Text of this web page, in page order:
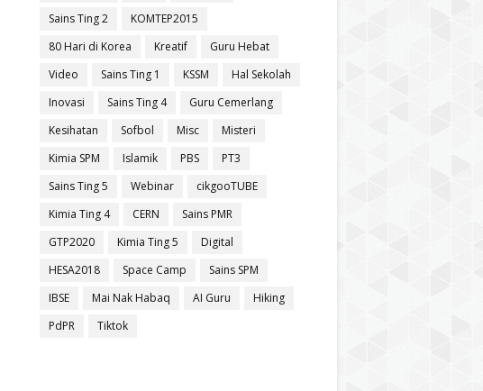
Sains Ting 2
KOMTEP2015
80 Hari di Korea
Kreatif
Guru Hebat
Video
Sains Ting 1 KSSM
Hal Sekolah
Inovasi
Sains Ting 4
Guru Cemerlang
Kesihatan
Sofbol Misc
Misteri
Kimia SPM
Islamik PBS
PT3
Sains Ting 5
Webinar
cikgooTUBE
Kimia Ting 4
CERN
Sains PMR
GTP2020
Kimia Ting 5
Digital
HESA2018
Space Camp
Sains SPM
IBSE
Mai Nak Habaq AI Guru
Hiking
PdPR
Tiktok